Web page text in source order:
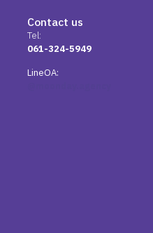
Contact us
Tel:
061-324-5949
LineOA: